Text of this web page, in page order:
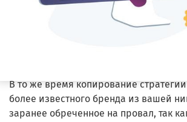
В то же время копирование
более известного бренда из вашей
заранее обреченное на провал, так